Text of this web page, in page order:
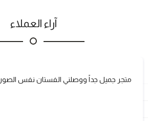
آراء العملاء
متجر جميل جداً ووصلني الفستان نفس